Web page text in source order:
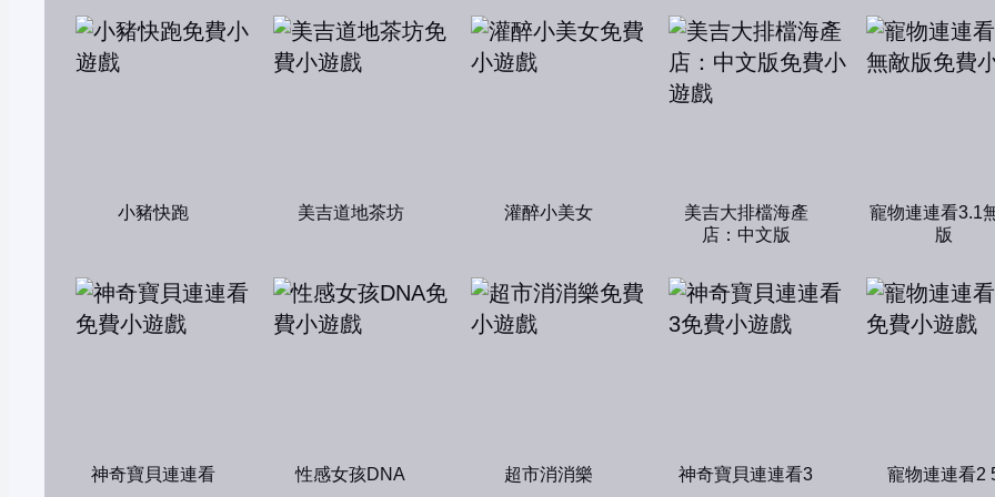
小豬快跑 美吉道地茶坊 灌醉小美女
美吉大排檔海產
店：中文版
寵物連連看3.1
版
神奇寶貝連連看 性感女孩DNA 超市消消樂 神奇寶貝連連看3 寵物連連看2